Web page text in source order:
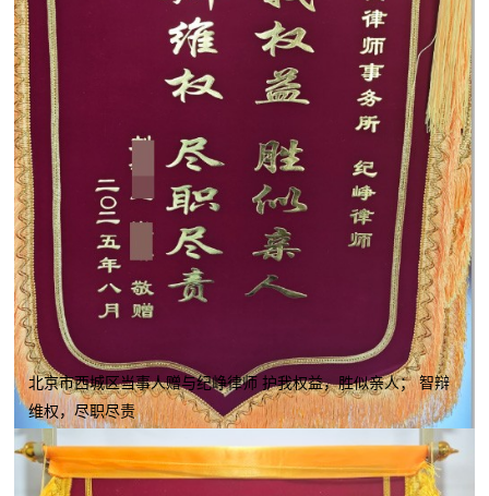
北京市西城区当事人赠与纪峥律师 护我权益，胜似亲人； 智辩
维权，尽职尽责